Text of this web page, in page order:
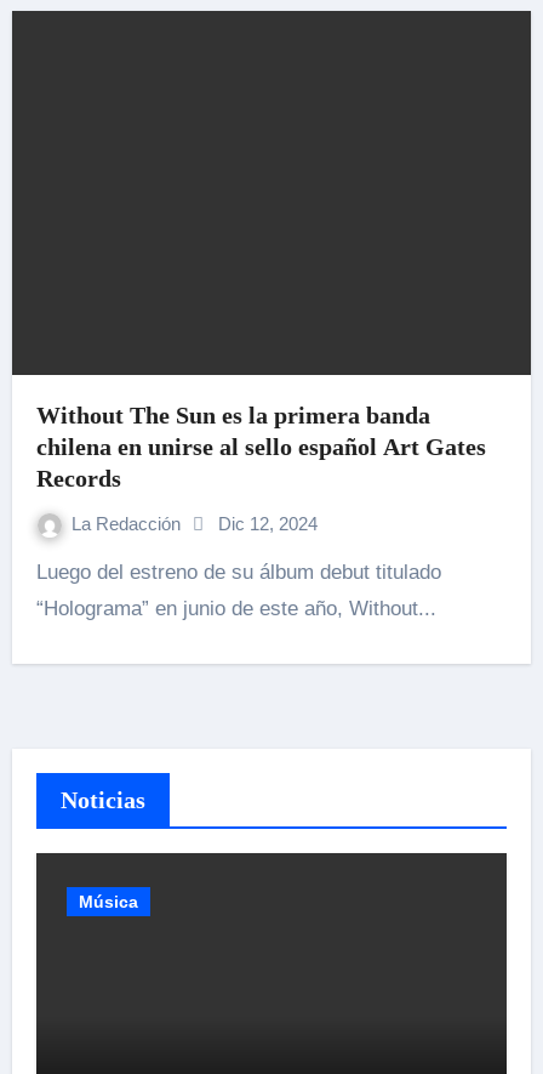
Without The Sun es la primera banda
chilena en unirse al sello español Art Gates
Records
La Redacción Dic 12, 2024
Luego del estreno de su álbum debut titulado
“Holograma” en junio de este año, Without...
Noticias
Música